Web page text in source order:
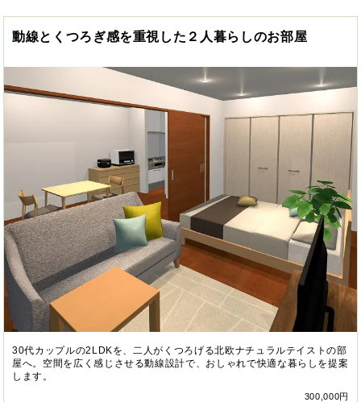
動線とくつろぎ感を重視した２人暮らしのお部屋
30代カップルの2LDKを、二人がくつろげる北欧ナチュラルテイストの部
屋へ。空間を広く感じさせる動線設計で、おしゃれで快適な暮らしを提案
します。
300,000円